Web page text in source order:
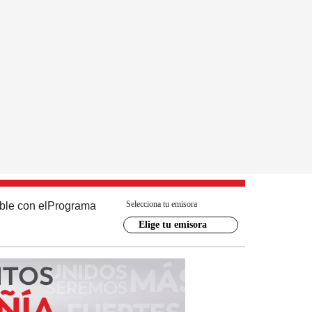
con el Programa Selecciona tu emisora
Elige tu emisora